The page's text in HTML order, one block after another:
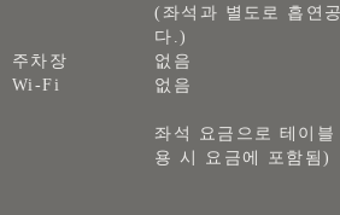
(좌석과 별도로 흡연
다.)
주차장
없음
Wi-Fi
없음
좌석 요금으로 테이
용 시 요금에 포함됨)